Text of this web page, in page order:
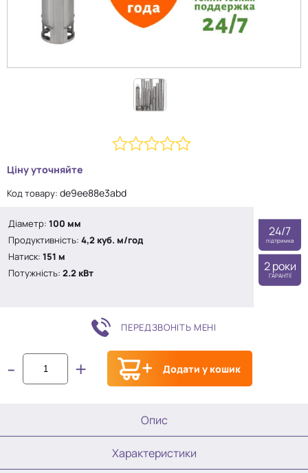
5
Ціну уточняйте
Код товару: de9ee88e3abd
Діаметр: 100 мм
Продуктивність: 4,2 куб. м/год
Натиск: 151 м
Потужність: 2.2 кВт
ПЕРЕДЗВОНІТЬ МЕНІ
- + Додати у кошик
24/7
підтримка
2 роки
ГАРАНТІЇ
Опис
Характеристики